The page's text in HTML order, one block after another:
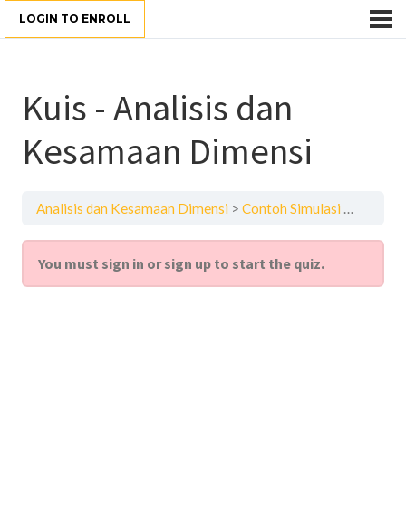
LOGIN TO ENROLL
Kuis - Analisis dan
Kesamaan Dimensi
Analisis dan Kesamaan Dimensi Contoh Simulasi & Pekerjaan Rumah
You must sign in or sign up to start the quiz.